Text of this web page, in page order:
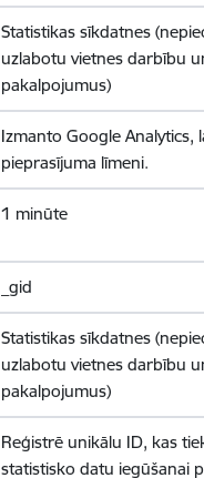
Statistikas sīkdatnes
uzlabotu vietnes darbību
pakalpojumus)
Izmanto Google Analytics,
pieprasījuma līmeni.
1 minūte
_gid
Statistikas sīkdatnes
uzlabotu vietnes darbību
pakalpojumus)
Reģistrē unikālu ID, kas
statistisko datu iegūšanai